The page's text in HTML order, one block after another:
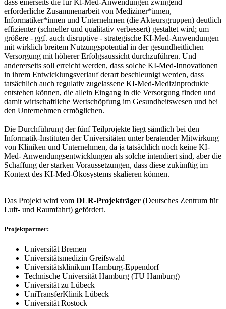
dass einerseits die für Kl-Med-Anwendungen zwingend
erforderliche Zusammenarbeit von Mediziner*innen,
Informatiker*innen und Unternehmen (die Akteursgruppen) deutlich
effizienter (schneller und qualitativ verbessert) gestaltet wird; um
größere - ggf. auch disruptive - strategische KI-Med-Anwendungen
mit wirklich breitem Nutzungspotential in der gesundheitlichen
Versorgung mit höherer Erfolgsaussicht durchzuführen. Und
andererseits soll erreicht werden, dass solche KI-Med-Innovationen
in ihrem Entwicklungsverlauf derart beschleunigt werden, dass
tatsächlich auch regulativ zugelassene KI-Med-Medizinprodukte
entstehen können, die allein Eingang in die Versorgung finden und
damit wirtschaftliche Wertschöpfung im Gesundheitswesen und bei
den Unternehmen ermöglichen.
Die Durchführung der fünf Teilprojekte liegt sämtlich bei den
Informatik-Instituten der Universitäten unter beratender Mitwirkung
von Kliniken und Unternehmen, da ja tatsächlich noch keine KI-
Med- Anwendungsentwicklungen als solche intendiert sind, aber die
Schaffung der starken Voraussetzungen, dass diese zukünftig im
Kontext des KI-Med-Ökosystems skalieren können.
Das Projekt wird vom DLR-Projekträger (Deutsches Zentrum für
Luft- und Raumfahrt) gefördert.
Projektpartner:
Universität Bremen
Universitätsmedizin Greifswald
Universitätsklinikum Hamburg-Eppendorf
Technische Universität Hamburg (TU Hamburg)
Universität zu Lübeck
UniTransferKlinik Lübeck
Universität Rostock